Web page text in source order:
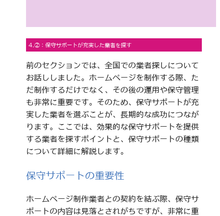
4.②：保守サポートが充実した業者を探す
前のセクションでは、全国での業者探しについて
お話ししました。ホームページを制作する際、た
だ制作するだけでなく、その後の運用や保守管理
も非常に重要です。そのため、保守サポートが充
実した業者を選ぶことが、長期的な成功につなが
ります。ここでは、効果的な保守サポートを提供
する業者を探すポイントと、保守サポートの種類
について詳細に解説します。
保守サポートの重要性
ホームページ制作業者との契約を結ぶ際、保守サ
ポートの内容は見落とされがちですが、非常に重